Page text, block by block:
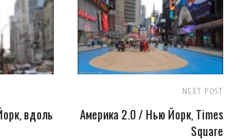
вдоль
NEXT POST
Америка 2.0 / Нью Йорк, Times
Square